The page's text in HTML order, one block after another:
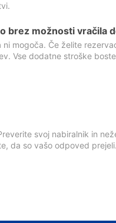
brez možnosti vračila
mogoča. Če želite
Vse dodatne stroške
svoj nabiralnik in
da so vašo odpoved prejeli.